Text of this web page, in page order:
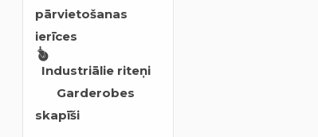
pārvietošanas
ierīces
Industriālie riteņi
Garderobes
skapīši